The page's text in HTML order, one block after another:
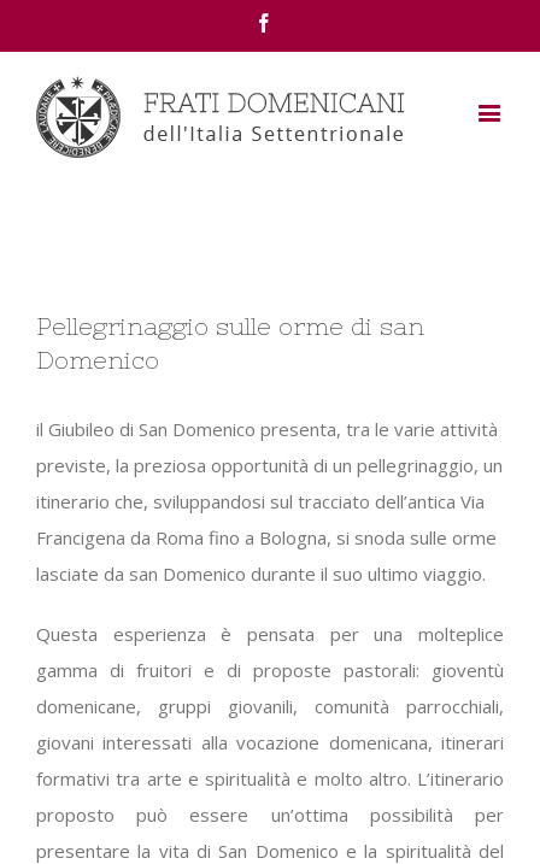
Larger
Image
Pellegrinaggio sulle orme di san
Domenico
il Giubileo di San Domenico presenta, tra le varie attività
previste, la preziosa opportunità di un pellegrinaggio, un
itinerario che, sviluppandosi sul tracciato dell’antica Via
Francigena da Roma fino a Bologna, si snoda sulle orme
lasciate da san Domenico durante il suo ultimo viaggio.
Questa esperienza è pensata per una molteplice
gamma di fruitori e di proposte pastorali: gioventù
domenicane, gruppi giovanili, comunità parrocchiali,
giovani interessati alla vocazione domenicana, itinerari
formativi tra arte e spiritualità e molto altro. L’itinerario
proposto può essere un’ottima possibilità per
presentare la vita di San Domenico e la spiritualità del